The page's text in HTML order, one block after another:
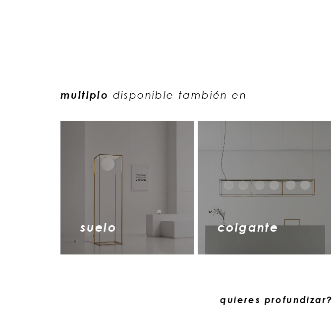
multiplo disponible también en
suelo colgante
quieres profundizar?